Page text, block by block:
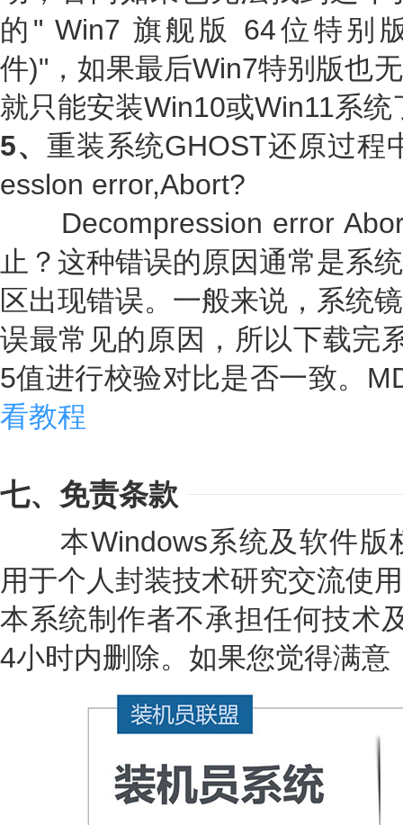
的" Win7 旗舰版 64位特别
件)"，如果最后Win7特别版也
就只能安装Win10或Win11系统
5、 重装系统GHOST还原过程
esslon error,Abort?
Decompression error
止？这种错误的原因通常是系
区出现错误。一般来说，系统
误最常见的原因，所以下载完
5值进行校验对比是否一致。
看教程
七、免责条款
本Windows系统及软件版
用于个人封装技术研究交流使
本系统制作者不承担任何技术
4小时内删除。如果您觉得满意